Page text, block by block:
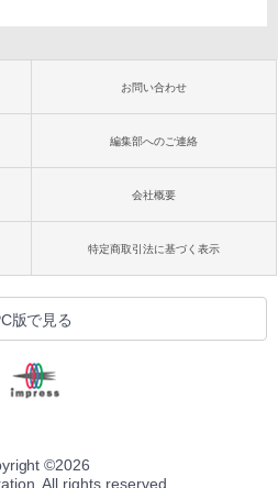
お問い合わせ
編集部へのご連絡
会社概要
特定商取引法に基づく表示
版で見る
©2026
All rights reserved.